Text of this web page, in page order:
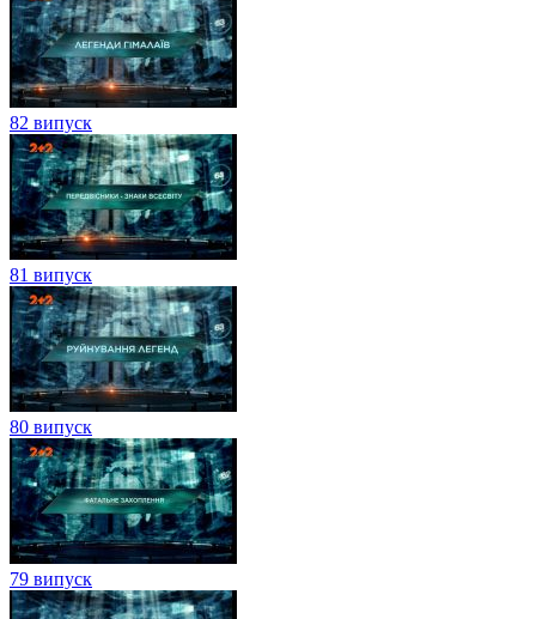
82 випуск
81 випуск
80 випуск
79 випуск